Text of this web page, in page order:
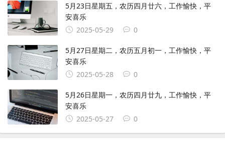
5月23日星期五，农历四月廿六，工作愉快，平
安喜乐
2025-05-29
0
5月27日星期二，农历五月初一，工作愉快，平
安喜乐
2025-05-28
0
5月26日星期一，农历四月廿九，工作愉快，平
安喜乐
2025-05-27
0